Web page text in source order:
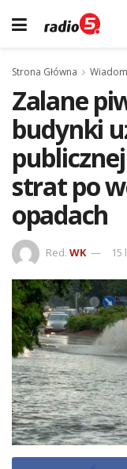
Strona Główna
Zalane
budynki
strat po
opadach
Red. WK 15